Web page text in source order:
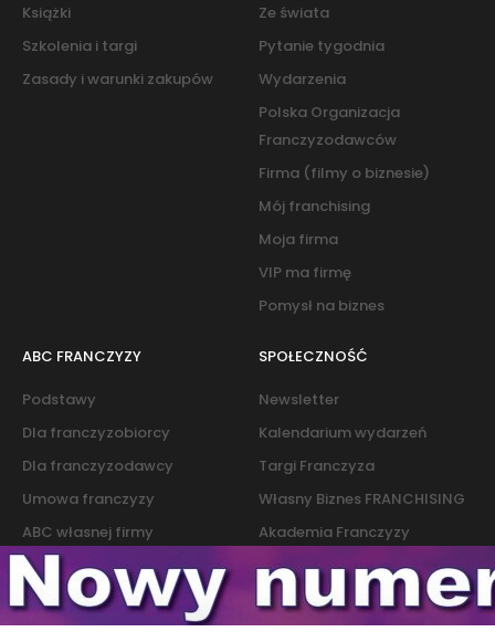
Książki
Szkolenia i targi
Zasady i warunki zakupów
Ze świata
Pytanie tygodnia
Wydarzenia
Polska Organizacja
Franczyzodawców
Firma (filmy o biznesie)
Mój franchising
Moja firma
VIP ma firmę
Pomysł na biznes
ABC FRANCZYZY
Podstawy
Dla franczyzobiorcy
Dla franczyzodawcy
Umowa franczyzy
ABC własnej firmy
Słownik franczyzy i biznesu
SPOŁECZNOŚĆ
Newsletter
Kalendarium wydarzeń
Targi Franczyza
Własny Biznes FRANCHISING
Akademia Franczyzy
Marketing
Kontakt